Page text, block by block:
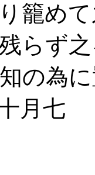
籠め
らず
の為
七